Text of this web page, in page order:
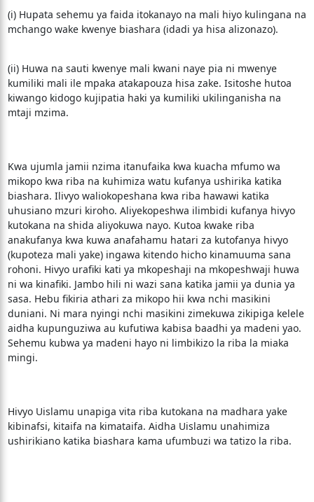
(i) Hupata sehemu ya faida itokanayo na mali hiyo kulingana na
mchango wake kwenye biashara (idadi ya hisa alizonazo).
(ii) Huwa na sauti kwenye mali kwani naye pia ni mwenye
kumiliki mali ile mpaka atakapouza hisa zake. Isitoshe hutoa
kiwango kidogo kujipatia haki ya kumiliki ukilinganisha na
mtaji mzima.
Kwa ujumla jamii nzima itanufaika kwa kuacha mfumo wa
mikopo kwa riba na kuhimiza watu kufanya ushirika katika
biashara. Ilivyo waliokopeshana kwa riba hawawi katika
uhusiano mzuri kiroho. Aliyekopeshwa ilimbidi kufanya hivyo
kutokana na shida aliyokuwa nayo. Kutoa kwake riba
anakufanya kwa kuwa anafahamu hatari za kutofanya hivyo
(kupoteza mali yake) ingawa kitendo hicho kinamuuma sana
rohoni. Hivyo urafiki kati ya mkopeshaji na mkopeshwaji huwa
ni wa kinafiki. Jambo hili ni wazi sana katika jamii ya dunia ya
sasa. Hebu fikiria athari za mikopo hii kwa nchi masikini
duniani. Ni mara nyingi nchi masikini zimekuwa zikipiga kelele
aidha kupunguziwa au kufutiwa kabisa baadhi ya madeni yao.
Sehemu kubwa ya madeni hayo ni limbikizo la riba la miaka
mingi.
Hivyo Uislamu unapiga vita riba kutokana na madhara yake
kibinafsi, kitaifa na kimataifa. Aidha Uislamu unahimiza
ushirikiano katika biashara kama ufumbuzi wa tatizo la riba.